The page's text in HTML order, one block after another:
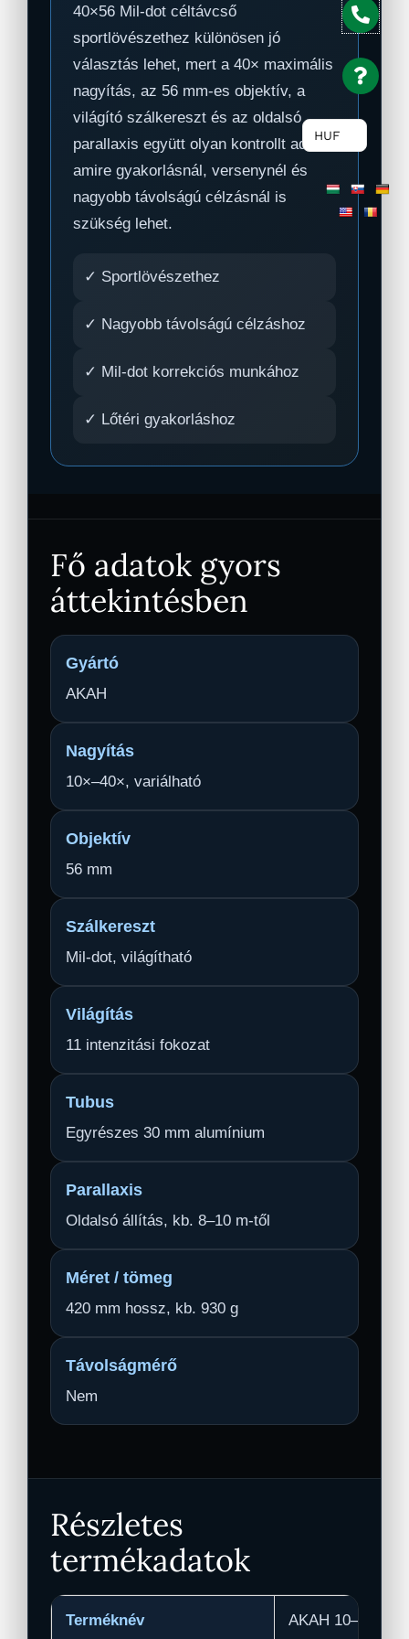
40×56 Mil-dot céltávcső
sportlövészethez különösen jó
választás lehet, mert a 40× maximális
nagyítás, az 56 mm-es objektív, a
világító szálkereszt és az oldalsó
parallaxis együtt olyan kontrollt ad,
amire gyakorlásnál, versenynél és
nagyobb távolságú célzásnál is
szükség lehet.
✓ Sportlövészethez
✓ Nagyobb távolságú célzáshoz
✓ Mil-dot korrekciós munkához
✓ Lőtéri gyakorláshoz
Fő adatok gyors
áttekintésben
Gyártó
AKAH
Nagyítás
10×–40×, variálható
Objektív
56 mm
Szálkereszt
Mil-dot, világítható
Világítás
11 intenzitási fokozat
Tubus
Egyrészes 30 mm alumínium
Parallaxis
Oldalsó állítás, kb. 8–10 m-től
Méret / tömeg
420 mm hossz, kb. 930 g
Távolságmérő
Nem
Részletes
termékadatok
Terméknév AKAH 10–40×56
HUF